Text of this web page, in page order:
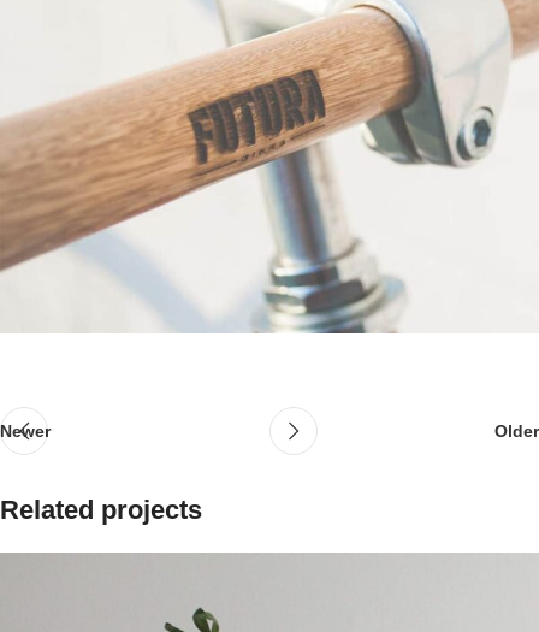
Newer Older
Related projects